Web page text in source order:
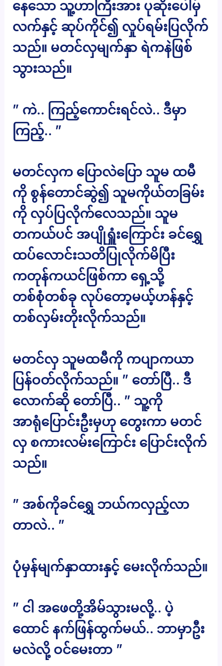
နေသော သူ့ဟာကြီးအား ပုဆိုးပေါ်မှ
လက်နှင့် ဆုပ်ကိုင်၍ လှုပ်ရမ်းပြလိုက်
သည်။ မတင်လှမျက်နှာ ရဲကနဲဖြစ်
သွားသည်။
” ကဲ.. ကြည့်ကောင်းရင်လဲ.. ဒီမှာ
ကြည့်.. ”
မတင်လှက ပြောလဲပြော သူမ ထမီ
ကို စွန်တောင်ဆွဲ၍ သူမကိုယ်တခြမ်း
ကို လှပ်ပြလိုက်လေသည်။ သူမ
တကယ်ပင် အပျိုရှူံးကြောင်း ခင်ရွှေ
ထပ်လောင်းသတိပြုလိုက်မိပြီး
ကတုန်ကယင်ဖြစ်ကာ ရှေ့သို့
တစ်စုံတစ်ခု လုပ်တော့မယ့်ဟန်နှင့်
တစ်လှမ်းတိုးလိုက်သည်။
မတင်လှ သူမထမီကို ကပျာကယာ
ပြန်ဝတ်လိုက်သည်။ ” တော်ပြီ.. ဒီ
လောက်ဆို တော်ပြီ.. ” သူ့ကို
အာရုံပြောင်းဦးမှဟု တွေးကာ မတင်
လှ စကားလမ်းကြောင်း ပြောင်းလိုက်
သည်။
” အစ်ကိုခင်ရွှေ ဘယ်ကလှည့်လာ
တာလဲ.. ”
ပုံမှန်မျက်နှာထားနှင့် မေးလိုက်သည်။
” ငါ အဖေတို့အိမ်သွားမလို့.. ပဲ့
ထောင် နက်ဖြန်ထွက်မယ်.. ဘာမှာဦး
မလဲလို့ ဝင်မေးတာ ”